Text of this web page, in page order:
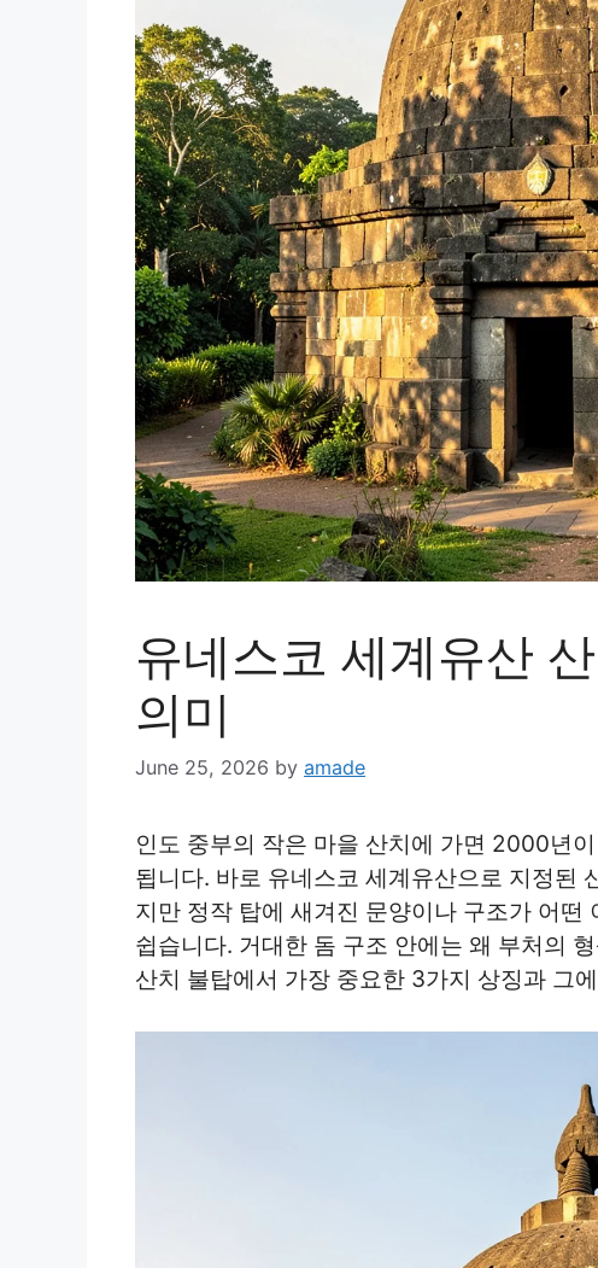
유네스코 세계유산
의미
June 25, 2026 by amade
인도 중부의 작은 마을 산치에 가면 2000년
됩니다. 바로 유네스코 세계유산으로 지정된
지만 정작 탑에 새겨진 문양이나 구조가 어떤
쉽습니다. 거대한 돔 구조 안에는 왜 부처의
산치 불탑에서 가장 중요한 3가지 상징과 그